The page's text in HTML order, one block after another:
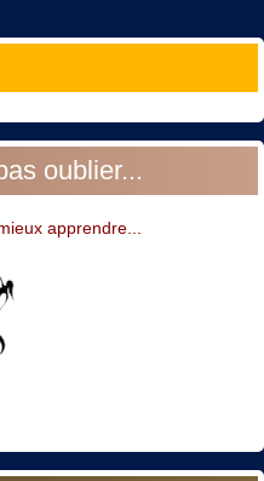
oublier...
apprendre...